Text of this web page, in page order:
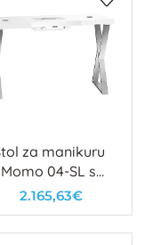
za manikuru
Momo 04-SL s
usisavačem
2.165,63€